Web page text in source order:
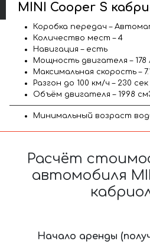
MINI Cooper S
Коробка передач –
Количество мест – 4
Навигация – есть
Мощность двигателя – 178
Максимальная скорость –
Разгон до 100 км/ч – 230 сек
Объём двигателя – 1998
Минимальный возраст
Расчёт
автомобиля
Начало аренды